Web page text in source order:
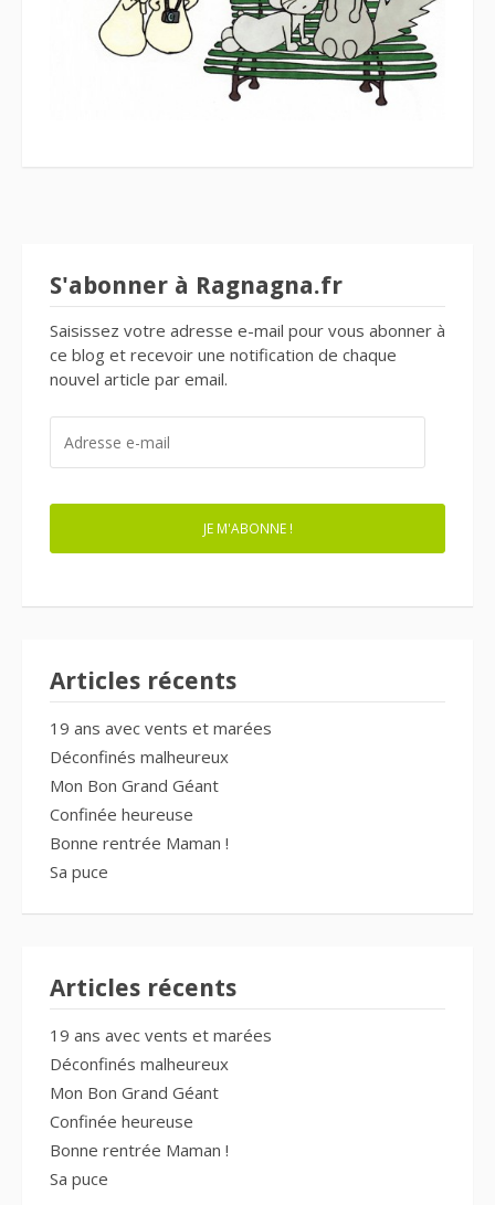
S'abonner à Ragnagna.fr
Saisissez votre adresse e-mail pour vous abonner à
ce blog et recevoir une notification de chaque
nouvel article par email.
MAIL
JE M'ABONNE !
Articles récents
19 ans avec vents et marées
Déconfinés malheureux
Mon Bon Grand Géant
Confinée heureuse
Bonne rentrée Maman !
Sa puce
Articles récents
19 ans avec vents et marées
Déconfinés malheureux
Mon Bon Grand Géant
Confinée heureuse
Bonne rentrée Maman !
Sa puce